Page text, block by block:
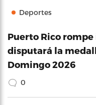
Deportes
Puerto Rico
disputará la
Domingo 2026
0